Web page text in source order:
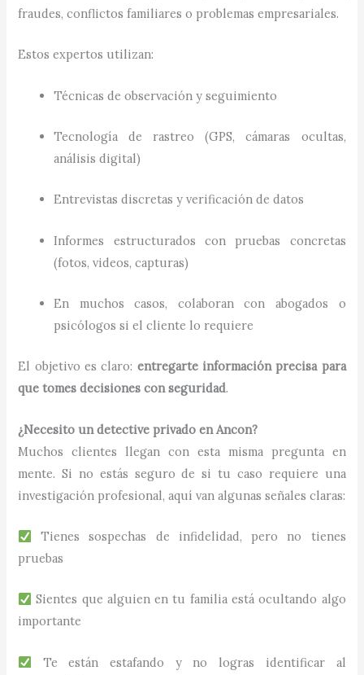
fraudes, conflictos familiares o problemas empresariales.
Estos expertos utilizan:
Técnicas de observación y seguimiento
Tecnología de rastreo (GPS, cámaras ocultas,
análisis digital)
Entrevistas discretas y verificación de datos
Informes estructurados con pruebas concretas
(fotos, videos, capturas)
En muchos casos, colaboran con abogados o
psicólogos si el cliente lo requiere
El objetivo es claro: entregarte información precisa para
que tomes decisiones con seguridad.
¿Necesito un detective privado en Ancon?
Muchos clientes llegan con esta misma pregunta en
mente. Si no estás seguro de si tu caso requiere una
investigación profesional, aquí van algunas señales claras:
Tienes sospechas de infidelidad, pero no tienes
pruebas
Sientes que alguien en tu familia está ocultando algo
importante
Te están estafando y no logras identificar al